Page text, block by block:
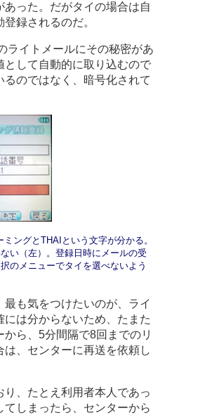
った。だがタイの場合は自
録されるのだ。
ライトメールにその秘密があ
として自動的に取り込むので
のではなく、暗号化されて
ングとTHAIという文字が分かる。
い（左）。登録日時にメールの受
のメニューでタイを選べないよう
も気をつけたいのが、ライ
には分からないため、たまた
ら、5分間隔で8回までのリ
は、センターに再送を依頼し
、たとえ利用者本人であっ
しまったら、センターから